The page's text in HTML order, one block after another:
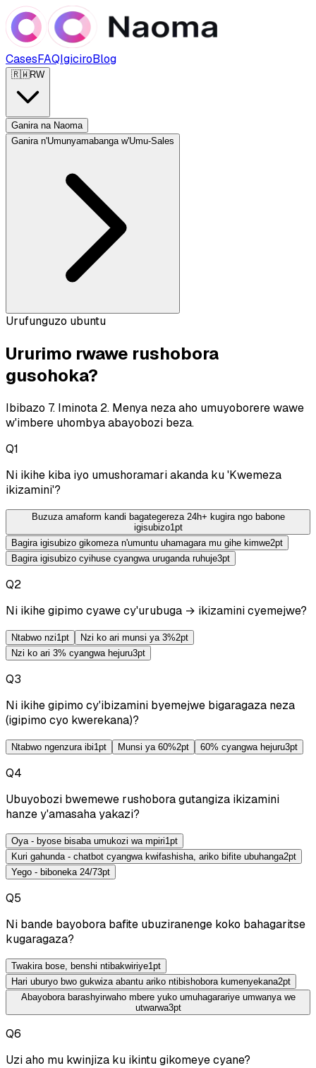
CasesFAQIgiciroBlog
🇷🇼RW
Ganira na Naoma
Ganira n'Umunyamabanga w'Umu-Sales
Urufunguzo ubuntu
Ururimo rwawe rushobora
gusohoka?
Ibibazo 7. Iminota 2. Menya neza aho umuyoborere wawe
w'imbere uhombya abayobozi beza.
Q1
Ni ikihe kiba iyo umushoramari akanda ku 'Kwemeza
ikizamini'?
Buzuza amaform kandi bagategereza 24h+ kugira ngo babone
igisubizo1 pt
Bagira igisubizo gikomeza n'umuntu uhamagara mu gihe kimwe2pt
Bagira igisubizo cyihuse cyangwa uruganda ruhuje3pt
Q2
Ni ikihe gipimo cyawe cy'urubuga → ikizamini cyemejwe?
Ntabwo nzi1 pt Nzi ko ari munsi ya 3%2pt
Nzi ko ari 3% cyangwa hejuru3pt
Q3
Ni ikihe gipimo cy'ibizamini byemejwe bigaragaza neza
(igipimo cyo kwerekana)?
Ntabwo ngenzura ibi1 pt Munsi ya 60%2pt 60% cyangwa hejuru3pt
Q4
Ubuyobozi bwemewe rushobora gutangiza ikizamini
hanze y'amasaha yakazi?
Oya - byose bisaba umukozi wa mpiri1 pt
Kuri gahunda - chatbot cyangwa kwifashisha, ariko bifite ubuhanga2pt
Yego - biboneka 24/73pt
Q5
Ni bande bayobora bafite ubuziranenge koko bahagaritse
kugaragaza?
Twakira bose, benshi ntibakwiriye1 pt
Hari uburyo bwo gukwiza abantu ariko ntibishobora kumenyekana2pt
Abayobora barashyirwaho mbere yuko umuhagarariye umwanya we
utwarwa3pt
Q6
Uzi aho mu kwinjiza ku ikintu gikomeye cyane?